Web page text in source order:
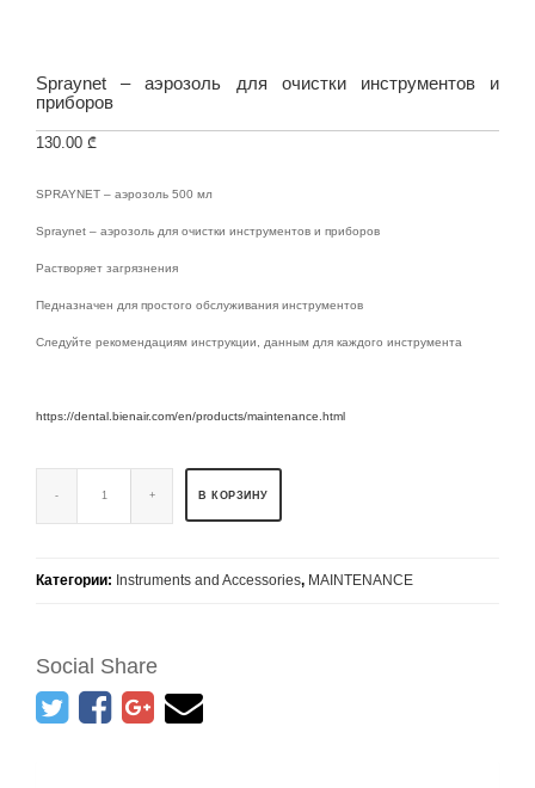
Spraynet – аэрозоль для очистки инструментов и
приборов
130.00 ₾
SPRAYNET – аэрозоль 500 мл
Spraynet – аэрозоль для очистки инструментов и приборов
Растворяет загрязнения
Педназначен для простого обслуживания инструментов
Следуйте рекомендациям инструкции, данным для каждого инструмента
https://dental.bienair.com/en/products/maintenance.html
В КОРЗИНУ
Категории: Instruments and Accessories, MAINTENANCE
Social Share